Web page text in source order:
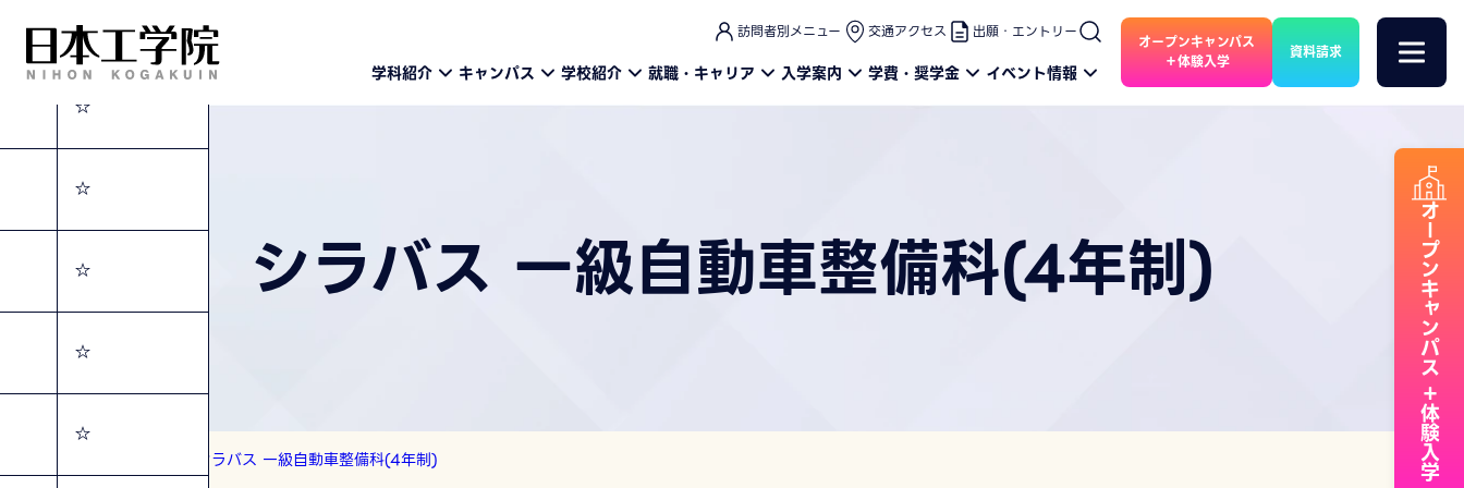
このページの本文へ
訪問者別メニュー 交通アクセス 出願・エントリー
学科紹介 キャンパス 学校紹介 就職・キャリア 入学案内 学費・奨学金 イベント情報
オープンキャンパス
＋体験入学
資料請求
シラバス 一級自動車整備科(4年制)
シラバス 一級自動車整備科(4年制)
☆
☆
☆
☆
☆
☆
オープンキャンパス
＋体験入学